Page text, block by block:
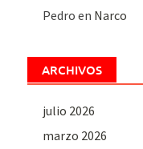
Pedro en Narco
ARCHIVOS
julio 2026
marzo 2026